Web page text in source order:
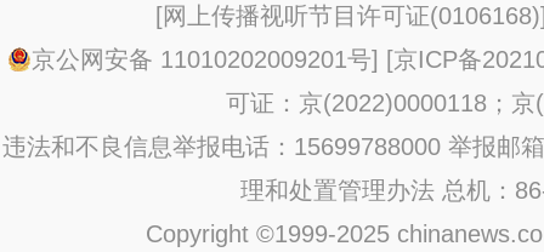
[网上传播视听节目许可证(0106168)
京公网安备 11010202009201号] [京ICP备
可证：京(2022)0000118；京
违法和不良信息举报电话：15699788000 举报邮
理和处置管理办法 总机：
Copyright ©1999-2025